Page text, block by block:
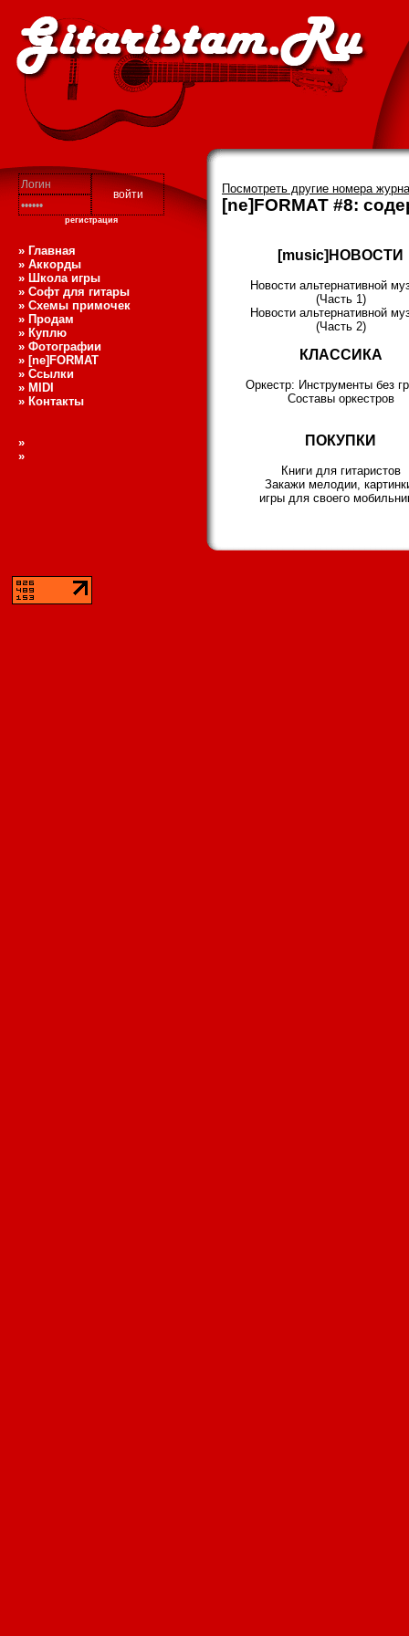
регистрация
Посмотреть другие номера
[ne]FORMAT #8:
» Главная
» Аккорды
» Школа игры
» Софт для гитары
» Схемы примочек
» Продам
» Куплю
» Фотографии
» [ne]FORMAT
» Ссылки
» MIDI
» Контакты
»
»
[music]НОВОСТИ
Новости альтернативной
(Часть 1)
Новости альтернативной
(Часть 2)
КЛАССИКА
Оркестр: Инструменты без
Составы оркестров
ПОКУПКИ
Книги для гитаристов
Закажи мелодии,
игры для своего